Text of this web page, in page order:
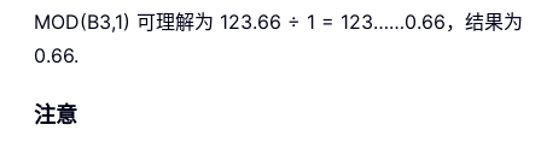
MOD(B3,1) 可理解为 123.66 ÷ 1 = 123……0.66，结果为
0.66.
注意